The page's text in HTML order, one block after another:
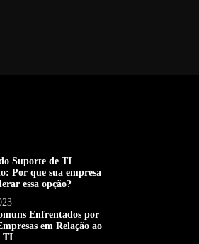
Suporte de TI
Por que sua empresa
essa opção?
Enfrentados por
em Relação ao
TI